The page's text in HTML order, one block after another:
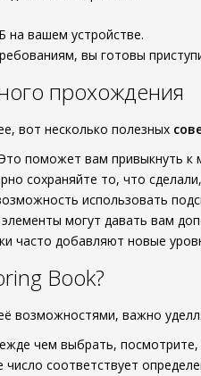
на вашем устройстве.
вы готовы
прохождения
вот несколько полезных
поможет вам привыкнуть к
сохраняйте то, что
использовать
могут давать вам
часто добавляют новые
Book?
возможностями, важно
чем выбрать,
число соответствует